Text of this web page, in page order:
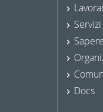
Docs